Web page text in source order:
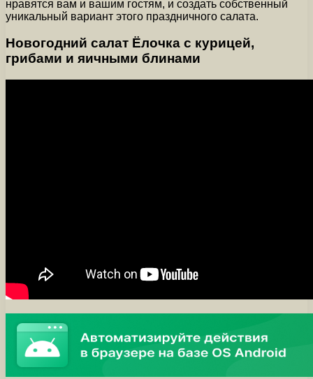
нравятся вам и вашим гостям, и создать собственный
уникальный вариант этого праздничного салата.
Новогодний салат Ёлочка с курицей,
грибами и яичными блинами